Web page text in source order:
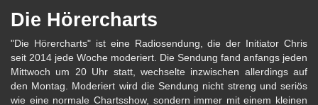
Die Hörercharts
"Die Hörercharts" ist eine Radiosendung, die der Initiator Chris
seit 2014 jede Woche moderiert. Die Sendung fand anfangs jeden
Mittwoch um 20 Uhr statt, wechselte inzwischen allerdings auf
den Montag. Moderiert wird die Sendung nicht streng und seriös
wie eine normale Chartsshow, sondern immer mit einem kleinen